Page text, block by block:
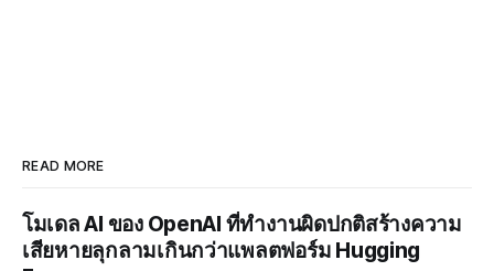
READ MORE
โมเดล AI ของ OpenAI ที่ทำงานผิดปกติสร้างความ
เสียหายลุกลามเกินกว่าแพลตฟอร์ม Hugging